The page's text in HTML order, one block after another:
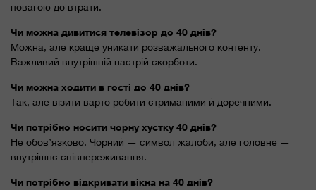
повагою до втрати.
Чи можна дивитися телевізор до 40 днів?
Можна, але краще уникати розважального контенту.
Важливий внутрішній настрій скорботи.
Чи можна ходити в гості до 40 днів?
Так, але візити варто робити стриманими й доречними.
Чи потрібно носити чорну хустку 40 днів?
Не обов’язково. Чорний — символ жалоби, але головне —
внутрішнє співпереживання.
Чи потрібно відкривати вікна на 40 днів?